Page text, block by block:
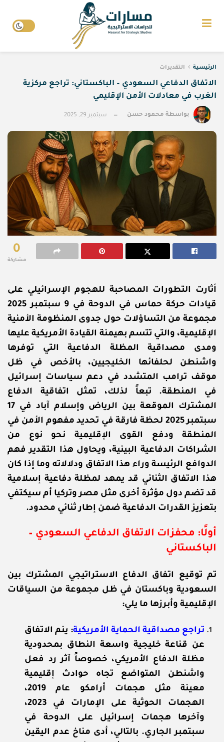
الرئيسية التقديرات
الاتفاق الدفاعي السعودي – الباكستاني: تراجع مركزية
الغرب في معادلات الأمن الإقليمي
بواسطة محمود حسن سبتمبر 29, 2025
0
مشاركة
أثارت التطورات المصاحبة للهجوم الإسرائيلي على
قيادات حركة حماس في الدوحة في 9 سبتمبر 2025
مجموعة من التساؤلات حول جدوى المنظومة الأمنية
الإقليمية، والتي تتسم بهيمنة القيادة الأمريكية عليها
ومدى مصداقية المظلة الدفاعية التي توفرها
واشنطن لحلفائها الخليجيين، بالأخص في ظل
موقف ترامب المتشدد في دعم سياسات إسرائيل
في المنطقة. تبعاً لذلك، تمثل اتفاقية الدفاع
المشترك الموقعة بين الرياض وإسلام آباد في 17
سبتمبر 2025 لحظة فارقة في تحديد مفهوم الأمن في
المنطقة ودفع القوى الإقليمية نحو نوع من
الشراكات الدفاعية البينية، ويحاول هذا التقدير فهم
الدوافع الرئيسة وراء هذا الاتفاق ودلالاته وما إذا كان
هذا الاتفاق الثنائي قد يمهد لمظلة دفاعية إسلامية
قد تضم دول مؤثرة أخرى مثل مصر وتركيا أم سيكتفي
بتعزيز القدرات الدفاعية ضمن إطار ثنائي محدود.
أولًا: محفزات الاتفاق الدفاعي السعودي –
الباكستاني
تم توقيع اتفاق الدفاع الاستراتيجي المشترك بين
السعودية وباكستان في ظل مجموعة من السياقات
الإقليمية وأبرزها ما يلي:
تراجع مصداقية الحماية الأمريكية: ينم الاتفاق
عن قناعة خليجية واسعة النطاق بمحدودية
مظلة الدفاع الأمريكي، خصوصاً آثر رد فعل
واشنطن المتواضع تجاه حوادث إقليمية
معينة مثل هجمات أرامكو عام 2019،
الهجمات الحوثية على الإمارات في 2023،
وآخرها هجمات إسرائيل على الدوحة في
سبتمبر الجاري. بالتالي، أدى مناخ عدم اليقين